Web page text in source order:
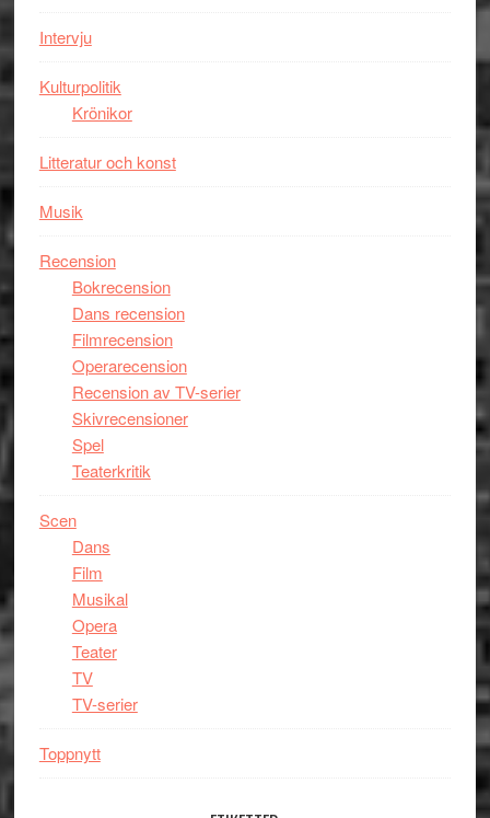
Intervju
Kulturpolitik
Krönikor
Litteratur och konst
Musik
Recension
Bokrecension
Dans recension
Filmrecension
Operarecension
Recension av TV-serier
Skivrecensioner
Spel
Teaterkritik
Scen
Dans
Film
Musikal
Opera
Teater
TV
TV-serier
Toppnytt